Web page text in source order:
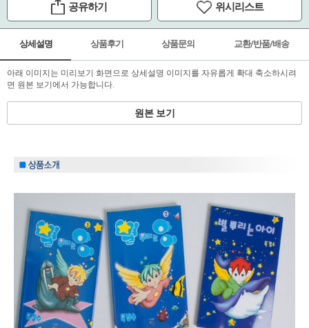
공유하기 위시리스트
상세설명 상품후기 상품문의 교환/반품/배송
아래 이미지는 미리보기 화면으로 상세설명 이미지를 자유롭게 확대 축소하시려
면 원본 보기에서 가능합니다.
원본 보기